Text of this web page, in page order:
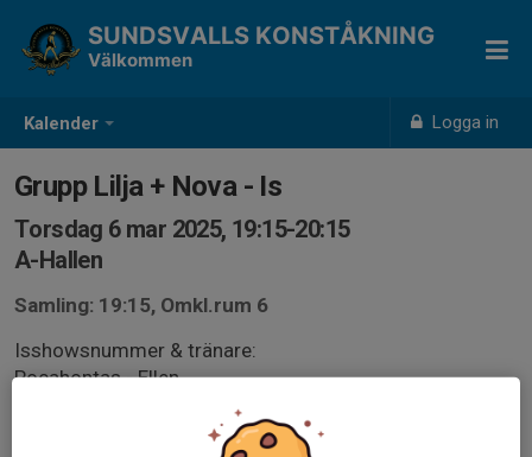
Kalender Logga in
SUNDSVALLS KONSTÅKNING
Välkommen
Grupp Lilja + Nova - Is
Torsdag 6 mar 2025, 19:15-20:15
A-Hallen
Samling: 19:15, Omkl.rum 6
Isshowsnummer & tränare:
Pocahontas - Ellen